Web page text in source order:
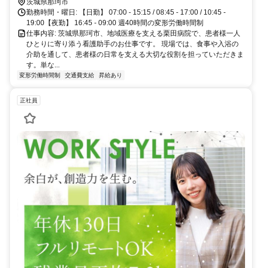
茨城県那珂市
勤務時間・曜日: 【日勤】 07:00 - 15:15 / 08:45 - 17:00 / 10:45 -
19:00【夜勤】 16:45 - 09:00 週40時間の変形労働時間制
仕事内容: 茨城県那珂市、地域医療を支える栗田病院で、患者様一人
ひとりに寄り添う看護助手のお仕事です。 現場では、食事や入浴の
介助を通して、患者様の日常を支える大切な役割を担っていただきま
す。単な...
変形労働時間制 交通費支給 昇給あり
正社員